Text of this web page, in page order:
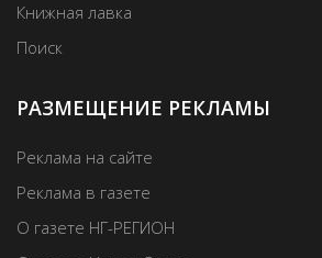
Книжная лавка
Поиск
РАЗМЕЩЕНИЕ РЕКЛАМЫ
Реклама на сайте
Реклама в газете
О газете НГ-РЕГИОН